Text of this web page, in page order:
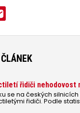
řidiči nehodovost
se na českých
řidiči. Podle
a odborníci novinku